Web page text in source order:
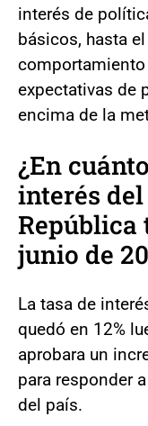
interés de
básicos, hasta
expectativas de
encima de la
¿En
interés
República
junio de
La tasa de
quedó en 12%
aprobara un
para responder
del país.